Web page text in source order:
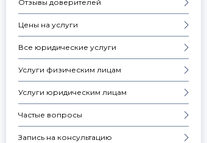
Отзывы доверителей
Цены на услуги
Все юридические услуги
Услуги физическим лицам
Услуги юридическим лицам
Частые вопросы
Запись на консультацию